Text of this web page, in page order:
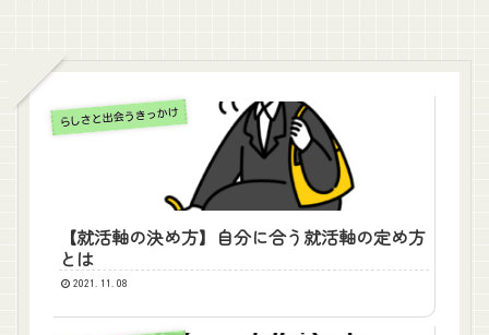
らしさと出会うきっかけ
【就活軸の決め方】自分に合う就活軸の定め方
とは
2021.11.08